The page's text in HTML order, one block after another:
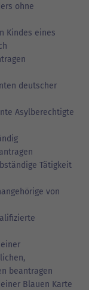
ohne
Kindes eines
deutscher
Asylberechtigte
Tätigkeit
von
beantragen
Blauen Karte